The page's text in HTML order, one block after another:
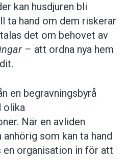
kan husdjuren bli
ta hand om dem riskerar
det om behovet av
– att ordna nya hem
en begravningsbyrå
olika
När en avliden
som kan ta hand
organisation in för att